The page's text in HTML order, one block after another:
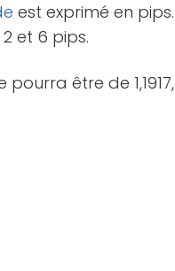
est exprimé en pips.
et 6 pips.
être de 1,1917,